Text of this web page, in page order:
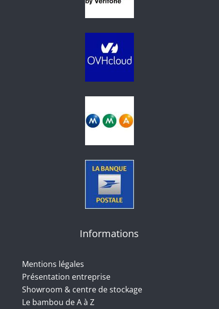
Informations
Mentions légales
Présentation entreprise
Showroom & centre de stockage
Le bambou de A à Z